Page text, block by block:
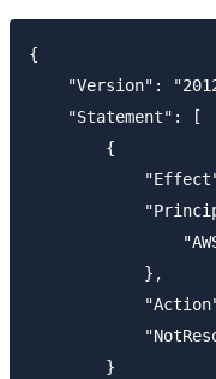
{
"Version":
    "Statement": [
        {
            },
        }